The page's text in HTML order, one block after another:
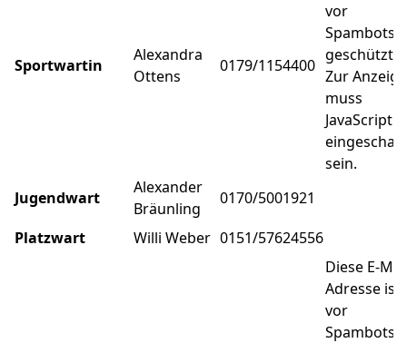
Sportwartin
Alexandra
Ottens
0179/1154400
vor
Spambots
geschützt!
Zur Anzeige
muss
JavaScript
sein.
Jugendwart
Alexander
Bräunling
0170/5001921
Platzwart
Willi Weber 0151/57624556
Diese E-
Adresse ist
vor
Spambots